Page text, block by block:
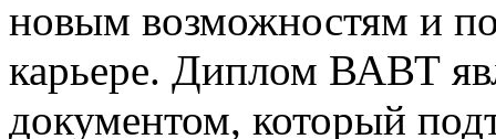
новым возможностям и
карьере. Диплом ВАВТ
документом, который